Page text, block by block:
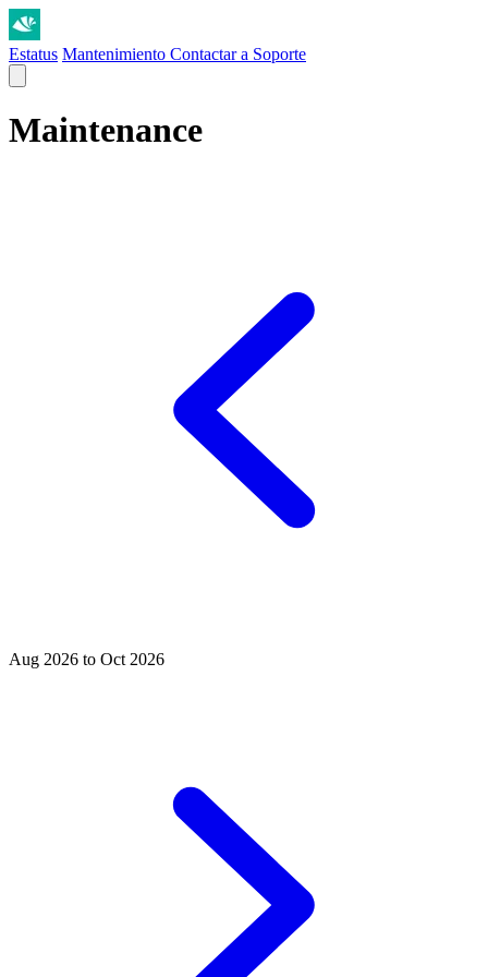
Estatus Mantenimiento Contactar a Soporte
Maintenance
Aug 2026 to Oct 2026